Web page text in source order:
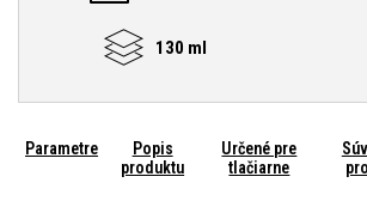
130 ml
Parametre
Popis
produktu
Určené pre
tlačiarne